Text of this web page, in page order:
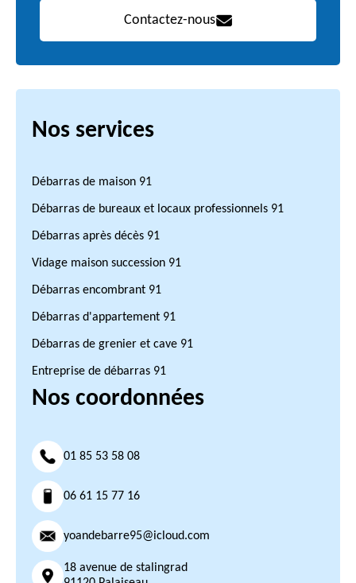
Contactez-nous
Nos services
Débarras de maison 91
Débarras de bureaux et locaux professionnels 91
Débarras après décès 91
Vidage maison succession 91
Débarras encombrant 91
Débarras d'appartement 91
Débarras de grenier et cave 91
Entreprise de débarras 91
Nos coordonnées
01 85 53 58 08
06 61 15 77 16
yoandebarre95@icloud.com
18 avenue de stalingrad